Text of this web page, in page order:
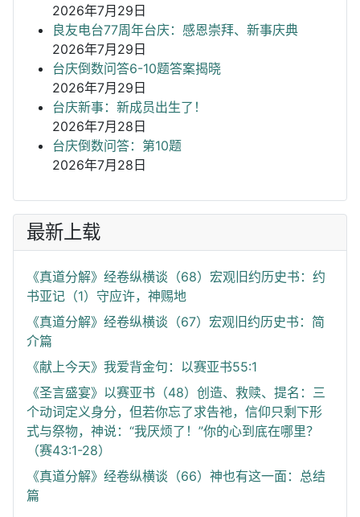
2026年7月29日
良友电台77周年台庆：感恩崇拜、新事庆典
2026年7月29日
台庆倒数问答6-10题答案揭晓
2026年7月29日
台庆新事：新成员出生了！
2026年7月28日
台庆倒数问答：第10题
2026年7月28日
最新上载
《真道分解》经卷纵横谈（68）宏观旧约历史书：约
书亚记（1）守应许，神赐地
《真道分解》经卷纵横谈（67）宏观旧约历史书：简
介篇
《献上今天》我爱背金句：以赛亚书55:1
《圣言盛宴》以赛亚书（48）创造、救赎、提名：三
个动词定义身分，但若你忘了求告祂，信仰只剩下形
式与祭物，神说：“我厌烦了！”你的心到底在哪里？
（赛43:1-28）
《真道分解》经卷纵横谈（66）神也有这一面：总结
篇